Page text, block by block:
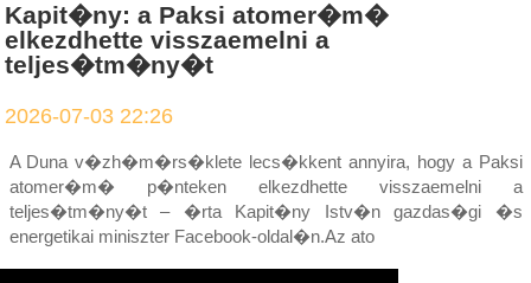
Kapit�ny: a Paksi atomer�m�
elkezdhette visszaemelni a
teljes�tm�ny�t
2026-07-03 22:26
A Duna v�zh�m�rs�klete lecs�kkent annyira, hogy a Paksi
atomer�m� p�nteken elkezdhette visszaemelni a
teljes�tm�ny�t – �rta Kapit�ny Istv�n gazdas�gi �s
energetikai miniszter Facebook-oldal�n.Az ato